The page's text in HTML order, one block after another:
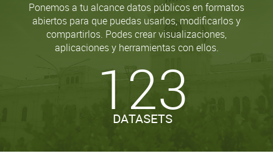
Ponemos a tu alcance datos públicos en formatos
abiertos para que puedas usarlos, modificarlos y
compartirlos. Podes crear visualizaciones,
aplicaciones y herramientas con ellos.
123
DATASETS